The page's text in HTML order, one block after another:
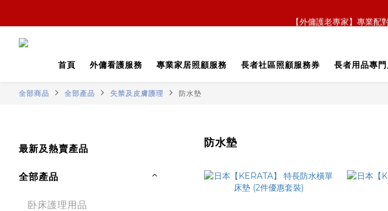
【全新概念】長者護理
首頁 外傭看護服務 專業家居照顧服務 長者社區照顧服務券 長者用品專
全部商品 全部產品 失禁及皮膚護理 防水墊
最新及熱賣產品
全部產品
卧床護理用品
防水墊